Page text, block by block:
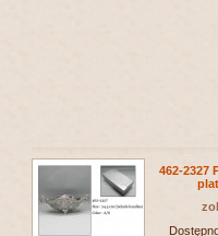
462-2327